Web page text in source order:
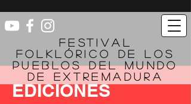
FESTIVAL
FOLKLÓRICO DE LOS
PUEBLOS DEL MUNDO
DE EXTREMADURA
EDICIONES